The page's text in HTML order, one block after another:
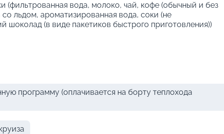
(фильтрованная вода, молоко, чай, кофе (обычный и без
льдом, ароматизированная вода, соки (не
шоколад (в виде пакетиков быстрого приготовления))
программу (оплачивается на борту теплохода